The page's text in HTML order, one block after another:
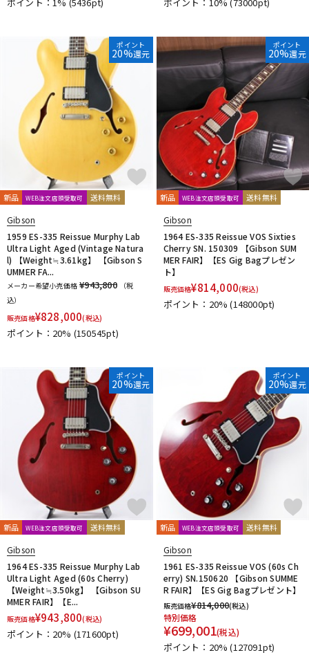
ポイント：1% (5436pt) ポイント：10%(73000pt)
ポイント
20%還元
新品 WEB注文店頭受取可 送料無料
Gibson
1959 ES-335 Reissue Murphy Lab
Ultra Light Aged (Vintage Natura
l) 【Weight≒3.61kg】 【Gibson S
UMMER FA...
メーカー希望小売価格 ¥943,800
（税
込）
販売価格¥828,000(税込)
ポイント：20% (150545pt)
ポイント
20%還元
新品 WEB注文店頭受取可 送料無料
Gibson
1964 ES-335 Reissue VOS Sixties
Cherry SN. 150309 【Gibson SUM
MER FAIR】【ES Gig Bagプレゼン
ト】
販売価格¥814,000(税込)
ポイント：20%(148000pt)
ポイント
20%還元
新品 WEB注文店頭受取可 送料無料
Gibson
1964 ES-335 Reissue Murphy Lab
Ultra Light Aged (60s Cherry)
【Weight≒3.50kg】 【Gibson SU
MMER FAIR】【E...
販売価格¥943,800(税込)
ポイント：20% (171600pt)
ポイント
20%還元
新品 WEB注文店頭受取可 送料無料
Gibson
1961 ES-335 Reissue VOS (60s Ch
erry) SN.150620 【Gibson SUMME
R FAIR】【ES Gig Bagプレゼント】
販売価格¥814,000(税込)
特別価格
¥699,001(税込)
ポイント：20%(127091pt)